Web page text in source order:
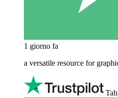
1 giorno fa
a versatile resource for